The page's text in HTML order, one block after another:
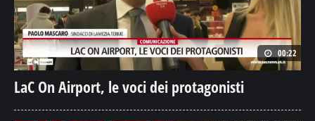
00:22
LaC On Airport, le voci dei protagonisti